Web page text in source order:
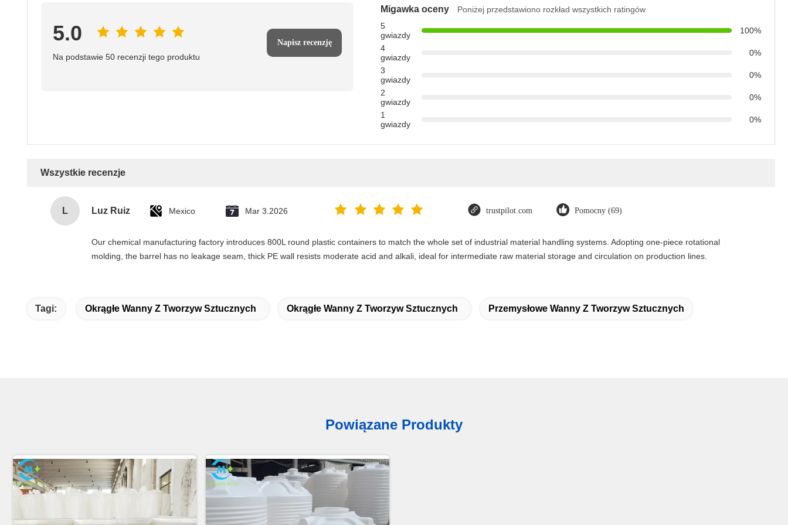
5.0
Na podstawie 50 recenzji tego produktu
Napisz recenzję
Migawka oceny
Poniżej przedstawiono rozkład wszystkich ratingów
5
gwiazdy
100%
4
gwiazdy
0%
3
gwiazdy
0%
2
gwiazdy
0%
1
gwiazdy
0%
Wszystkie recenzje
L Luz Ruiz Mexico Mar 3.2026 trustpilot.com Pomocny (69)
Our chemical manufacturing factory introduces 800L round plastic containers to match the whole set of industrial material handling systems. Adopting one-piece rotational
molding, the barrel has no leakage seam, thick PE wall resists moderate acid and alkali, ideal for intermediate raw material storage and circulation on production lines.
Tagi: Okrągłe Wanny Z Tworzyw Sztucznych Okrągłe Wanny Z Tworzyw Sztucznych Przemysłowe Wanny Z Tworzyw Sztucznych
Powiązane Produkty